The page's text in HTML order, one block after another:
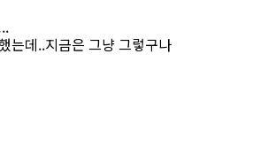
는데..지금은 그냥 그렇구나